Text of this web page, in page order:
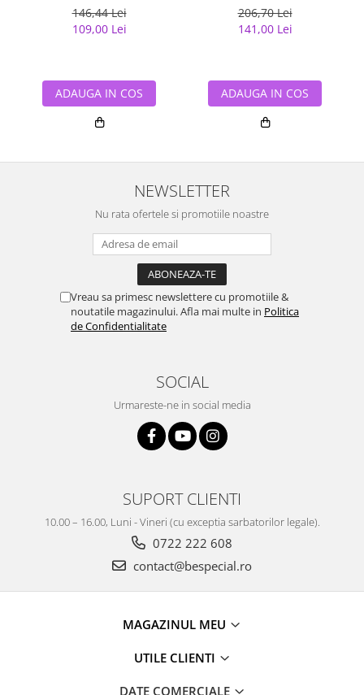
146,44 Lei
109,00 Lei
ADAUGA IN COS
206,70 Lei
141,00 Lei
ADAUGA IN COS
NEWSLETTER
Nu rata ofertele si promotiile noastre
Vreau sa primesc newslettere cu promotiile &
noutatile magazinului. Afla mai multe in Politica
de Confidentialitate
SOCIAL
Urmareste-ne in social media
SUPORT CLIENTI
10.00 – 16.00, Luni - Vineri (cu exceptia sarbatorilor legale).
0722 222 608
contact@bespecial.ro
MAGAZINUL MEU
UTILE CLIENTI
DATE COMERCIALE